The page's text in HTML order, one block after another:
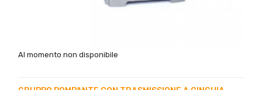
Al momento non disponibile